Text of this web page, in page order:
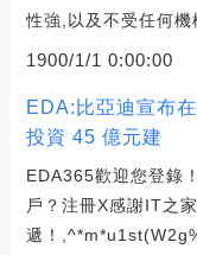
性強,以及不受任何
1900/1/1 0:00:00
EDA:比亞迪宣布
投資 45 億元建
EDA365歡迎您登錄
戶？注冊X感謝IT之
遞！